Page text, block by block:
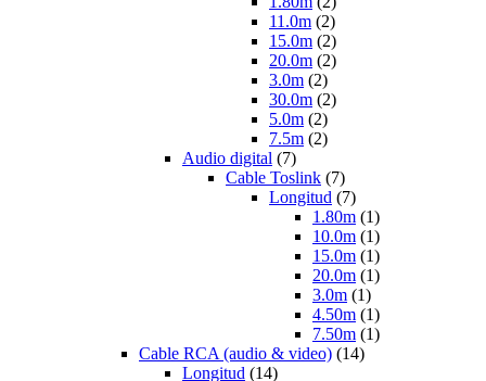
11.0m (2)
15.0m (2)
20.0m (2)
3.0m (2)
30.0m (2)
5.0m (2)
7.5m (2)
Audio digital (7)
Cable Toslink (7)
Longitud (7)
1.80m (1)
10.0m (1)
15.0m (1)
20.0m (1)
3.0m (1)
4.50m (1)
7.50m (1)
Cable RCA (audio & video) (14)
Longitud (14)